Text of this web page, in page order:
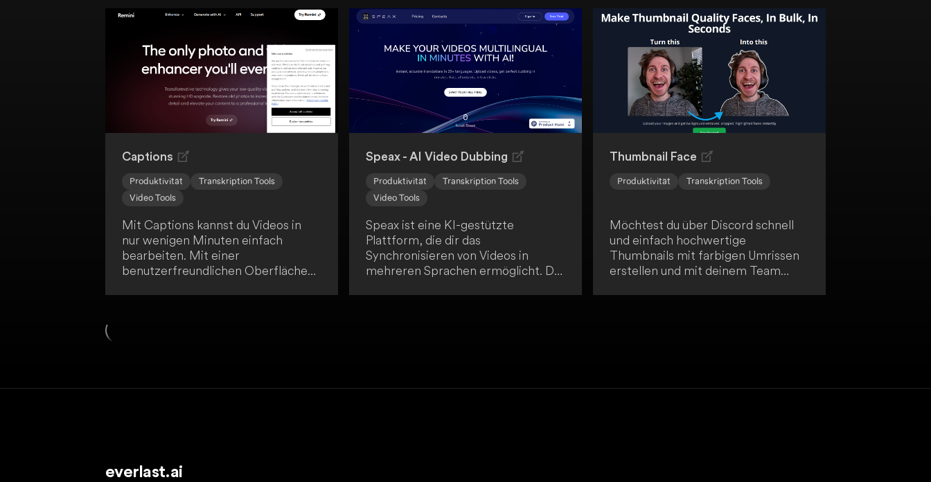
Videos zu globalisieren. So
durch Effizienz und Genauigkeit.
verbessert die
Benutzerfreundlichkeit und das
Engagement deiner Zuschauer.
und anderen Tools konzipiert.
Captions
Produktivität
Transkription Tools
Video Tools
Mit Captions kannst du Videos in
nur wenigen Minuten einfach
bearbeiten. Mit einer
benutzerfreundlichen Oberfläche
Speax - AI Video Dubbing
Produktivität
Transkription Tools
Video Tools
Speax ist eine KI-gestützte
Plattform, die dir das
Synchronisieren von Videos in
mehreren Sprachen ermöglicht. Die
Thumbnail Face
Produktivität Transkription Tools
Möchtest du über Discord schnell
und einfach hochwertige
Thumbnails mit farbigen Umrissen
erstellen und mit deinem Team
everlast.ai